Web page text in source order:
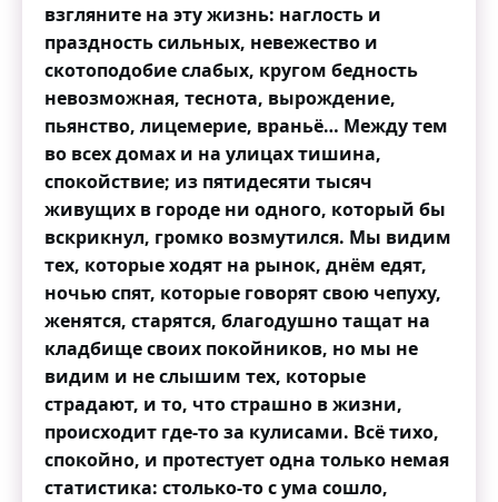
взгляните на эту жизнь: наглость и
праздность сильных, невежество и
скотоподобие слабых, кругом бедность
невозможная, теснота, вырождение,
пьянство, лицемерие, враньё… Между тем
во всех домах и на улицах тишина,
спокойствие; из пятидесяти тысяч
живущих в городе ни одного, который бы
вскрикнул, громко возмутился. Мы видим
тех, которые ходят на рынок, днём едят,
ночью спят, которые говорят свою чепуху,
женятся, старятся, благодушно тащат на
кладбище своих покойников, но мы не
видим и не слышим тех, которые
страдают, и то, что страшно в жизни,
происходит где-то за кулисами. Всё тихо,
спокойно, и протестует одна только немая
статистика: столько-то с ума сошло,